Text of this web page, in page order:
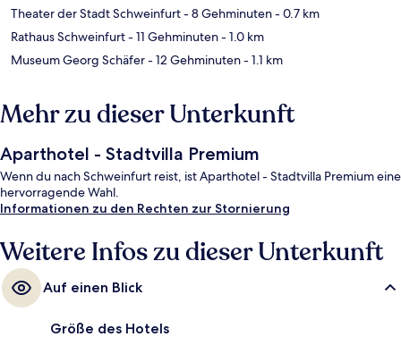
Theater der Stadt Schweinfurt- 8 Gehminuten- 0.7 km
Rathaus Schweinfurt- 11 Gehminuten- 1.0 km
Museum Georg Schäfer- 12 Gehminuten- 1.1 km
Mehr zu dieser Unterkunft
Aparthotel - Stadtvilla Premium
Wenn du nach Schweinfurt reist, ist Aparthotel - Stadtvilla Premium eine
hervorragende Wahl.
Informationen zu den Rechten zur Stornierung
Weitere Infos zu dieser Unterkunft
Auf einen Blick
Größe des Hotels